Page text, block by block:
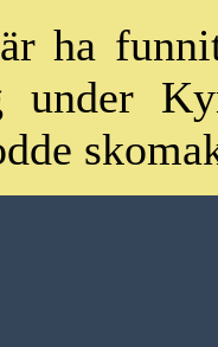
ha
under